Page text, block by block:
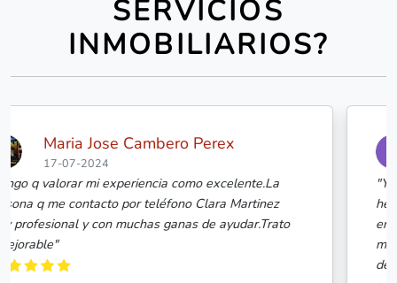
SERVICIOS
INMOBILIARIOS?
giulia zen
"Yo no suelo compartir reseñas pero el trabajo
hecho Idílico Realty conmigo es de 10! Esther se
encargó de mi búsqueda de piso para comprar, en
momento me he sentido segura y respaldada, no
desconfiado ni un momento (a pesar de lo que se